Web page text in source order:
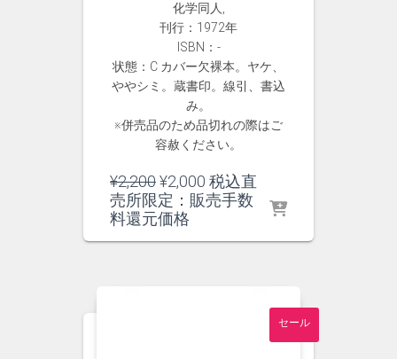
化学同人,
刊行：1972年
ISBN：-
状態：C カバー欠裸本。ヤケ、
ややシミ。蔵書印。線引、書込
み。
※併売品のため品切れの際はご
容赦ください。
¥2,200元
の
価
¥2,000 現
在
税込直
売所限定：販売手数
料還元価格
セール